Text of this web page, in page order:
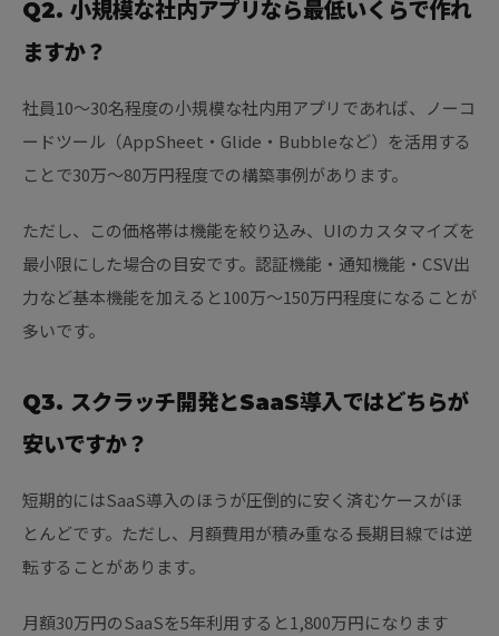
Q2. 小規模な社内アプリなら最低いくらで作れ
ますか？
社員10〜30名程度の小規模な社内用アプリであれば、ノーコ
ードツール（AppSheet・Glide・Bubbleなど）を活用する
ことで30万〜80万円程度での構築事例があります。
ただし、この価格帯は機能を絞り込み、UIのカスタマイズを
最小限にした場合の目安です。認証機能・通知機能・CSV出
力など基本機能を加えると100万〜150万円程度になることが
多いです。
Q3. スクラッチ開発とSaaS導入ではどちらが
安いですか？
短期的にはSaaS導入のほうが圧倒的に安く済むケースがほ
とんどです。ただし、月額費用が積み重なる長期目線では逆
転することがあります。
月額30万円のSaaSを5年利用すると1,800万円になります